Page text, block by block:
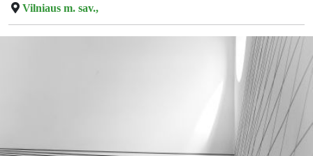
Vilniaus m. sav.,